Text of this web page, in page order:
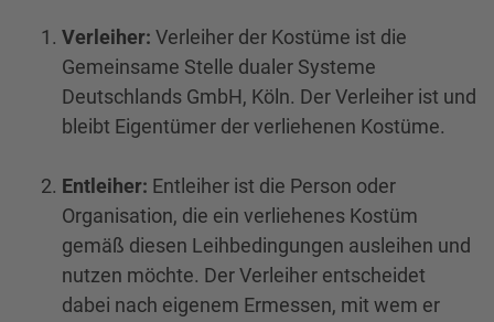
Verleiher: Verleiher der Kostüme ist die
Gemeinsame Stelle dualer Systeme
Deutschlands GmbH, Köln. Der Verleiher ist und
bleibt Eigentümer der verliehenen Kostüme.
Entleiher: Entleiher ist die Person oder
Organisation, die ein verliehenes Kostüm
gemäß diesen Leihbedingungen ausleihen und
nutzen möchte. Der Verleiher entscheidet
dabei nach eigenem Ermessen, mit wem er